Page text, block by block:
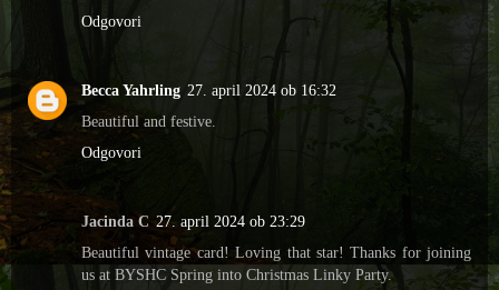
Odgovori
Becca Yahrling 27. april 2024 ob 16:32
Beautiful and festive.
Odgovori
Jacinda C 27. april 2024 ob 23:29
Beautiful vintage card! Loving that star! Thanks for joining
us at BYSHC Spring into Christmas Linky Party.